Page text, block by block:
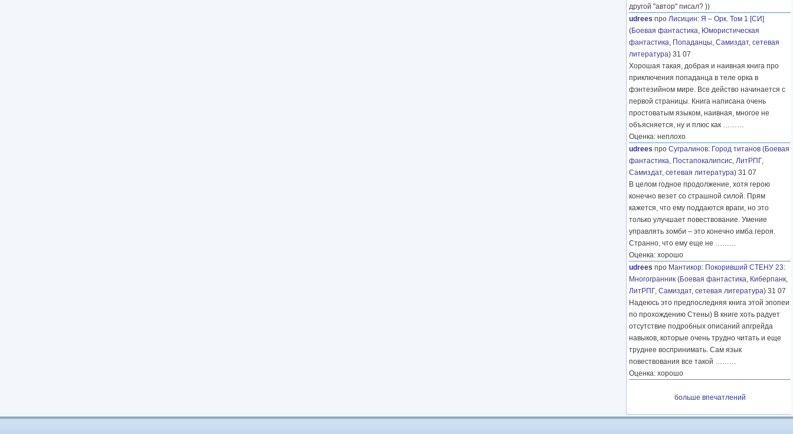
другой "автор" писал? ))
udrees про Лисицин: Я – Орк. Том 1 [СИ]
(Боевая фантастика, Юмористическая
фантастика, Попаданцы, Самиздат, сетевая
литература) 31 07
Хорошая такая, добрая и наивная книга про
приключения попаданца в теле орка в
фэнтезийном мире. Все действо начинается с
первой страницы. Книга написана очень
простоватым языком, наивная, многое не
объясняется, ну и плюс как ………
Оценка: неплохо
udrees про Сугралинов: Город титанов (Боевая
фантастика, Постапокалипсис, ЛитРПГ,
Самиздат, сетевая литература) 31 07
В целом годное продолжение, хотя герою
конечно везет со страшной силой. Прям
кажется, что ему поддаются враги, но это
только улучшает повествование. Умение
управлять зомби – это конечно имба героя.
Странно, что ему еще не ………
Оценка: хорошо
udrees про Мантикор: Покоривший СТЕНУ 23:
Многогранник (Боевая фантастика, Киберпанк,
ЛитРПГ, Самиздат, сетевая литература) 31 07
Надеюсь это предпоследняя книга этой эпопеи
по прохождению Стены) В книге хоть радует
отсутствие подробных описаний апгрейда
навыков, которые очень трудно читать и еще
труднее воспринимать. Сам язык
повествования все такой ………
Оценка: хорошо
больше впечатлений